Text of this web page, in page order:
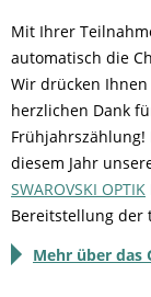
Mit Ihrer
automatisch die
Wir drücken
herzlichen Dank
Frühjahrszählung!
diesem Jahr
SWAROVSKI OPTIK
Bereitstellung der
Mehr über das